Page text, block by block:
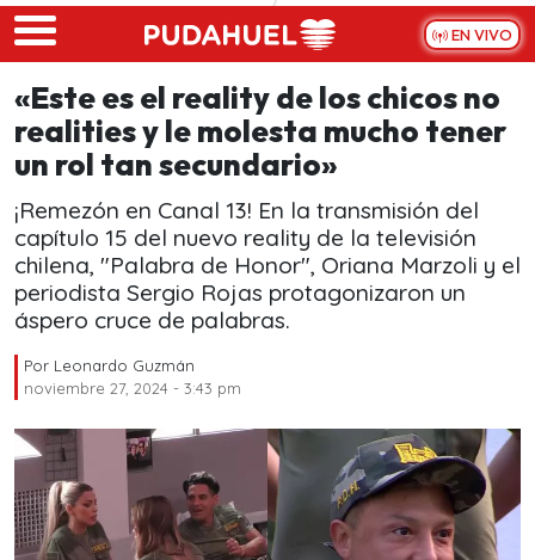
Skip to main content
EN VIVO
«Este es el reality de los chicos no
realities y le molesta mucho tener
un rol tan secundario»
¡Remezón en Canal 13! En la transmisión del
capítulo 15 del nuevo reality de la televisión
chilena, "Palabra de Honor", Oriana Marzoli y el
periodista Sergio Rojas protagonizaron un
áspero cruce de palabras.
Por Leonardo Guzmán
noviembre 27, 2024 - 3:43 pm